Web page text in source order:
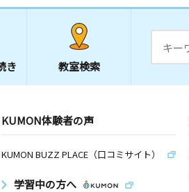
き 教室検索
KUMON体験者の声
KUMON BUZZ PLACE（口コミサイト）
学習中の方へ